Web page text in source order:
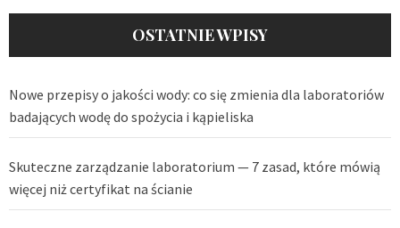
OSTATNIE WPISY
Nowe przepisy o jakości wody: co się zmienia dla laboratoriów
badających wodę do spożycia i kąpieliska
Skuteczne zarządzanie laboratorium — 7 zasad, które mówią
więcej niż certyfikat na ścianie